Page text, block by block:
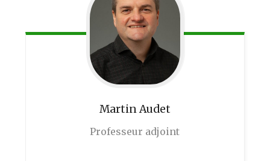
MartinAudet
Professeur adjoint